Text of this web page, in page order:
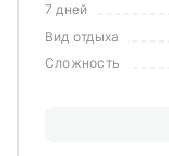
7 дней
Вид отдыха
Сложность